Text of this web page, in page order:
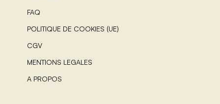
FAQ
POLITIQUE DE COOKIES (UE)
CGV
MENTIONS LEGALES
A PROPOS